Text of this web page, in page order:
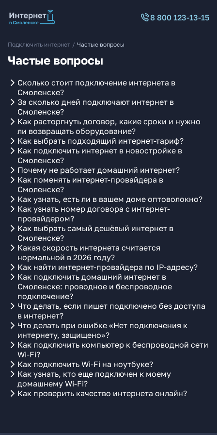
8 800 123-13-15
Подключить интернет / Частые вопросы
Частые вопросы
Сколько стоит подключение интернета в
Смоленске?
За сколько дней подключают интернет в
Смоленске?
Как расторгнуть договор, какие сроки и нужно
ли возвращать оборудование?
Как выбрать подходящий интернет-тариф?
Как подключить интернет в новостройке в
Смоленске?
Почему не работает домашний интернет?
Как поменять интернет-провайдера в
Смоленске?
Как узнать, есть ли в вашем доме оптоволокно?
Как узнать номер договора с интернет-
провайдером?
Как выбрать самый дешёвый интернет в
Смоленске?
Какая скорость интернета считается
нормальной в 2026 году?
Как найти интернет-провайдера по IP-адресу?
Как подключить домашний интернет в
Смоленске: проводное и беспроводное
подключение?
Что делать, если пишет подключено без доступа
в интернет?
Что делать при ошибке «Нет подключения к
интернету, защищено»?
Как подключить компьютер к беспроводной сети
Wi-Fi?
Как подключить Wi-Fi на ноутбуке?
Как узнать, кто еще подключен к моему
домашнему Wi-Fi?
Как проверить качество интернета онлайн?